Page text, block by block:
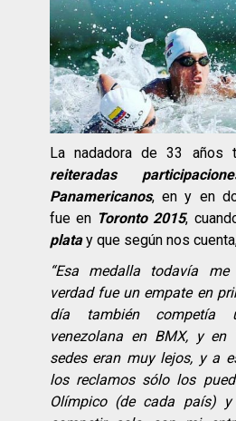
La nadadora de 33 años
reiteradas
Panamericanos, en y en
fue en Toronto 2015,
platay que según nos
“Esa medalla todavía me
verdad fue un empate en
día también competía
venezolana en BMX, y en
sedes eran muy lejos, y a
los reclamos sólo los
Olímpico (de cada país) y